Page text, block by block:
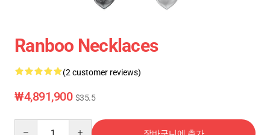
Ranboo Necklaces
(2 customer reviews)
₩4,891,900 $35.5